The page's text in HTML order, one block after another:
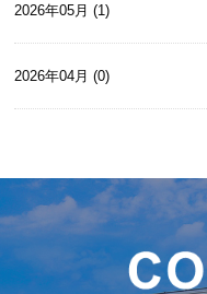
2026年05月 (1)
2026年04月 (0)